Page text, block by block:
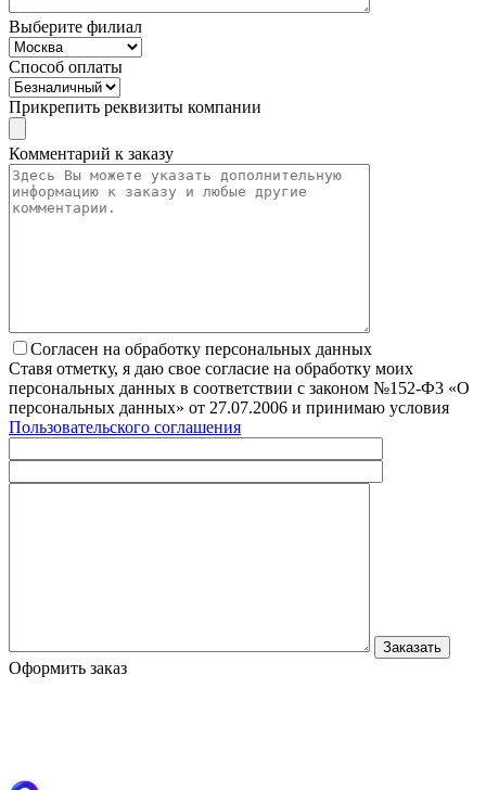
Выберите филиал
Способ оплаты
Прикрепить реквизиты компании
Комментарий к заказу
Согласен на обработку персональных данных
Ставя отметку, я даю свое согласие на обработку моих
персональных данных в соответствии с законом №152-Ф3 «О
персональных данных» от 27.07.2006 и принимаю условия
Пользовательского соглашения
Оформить заказ